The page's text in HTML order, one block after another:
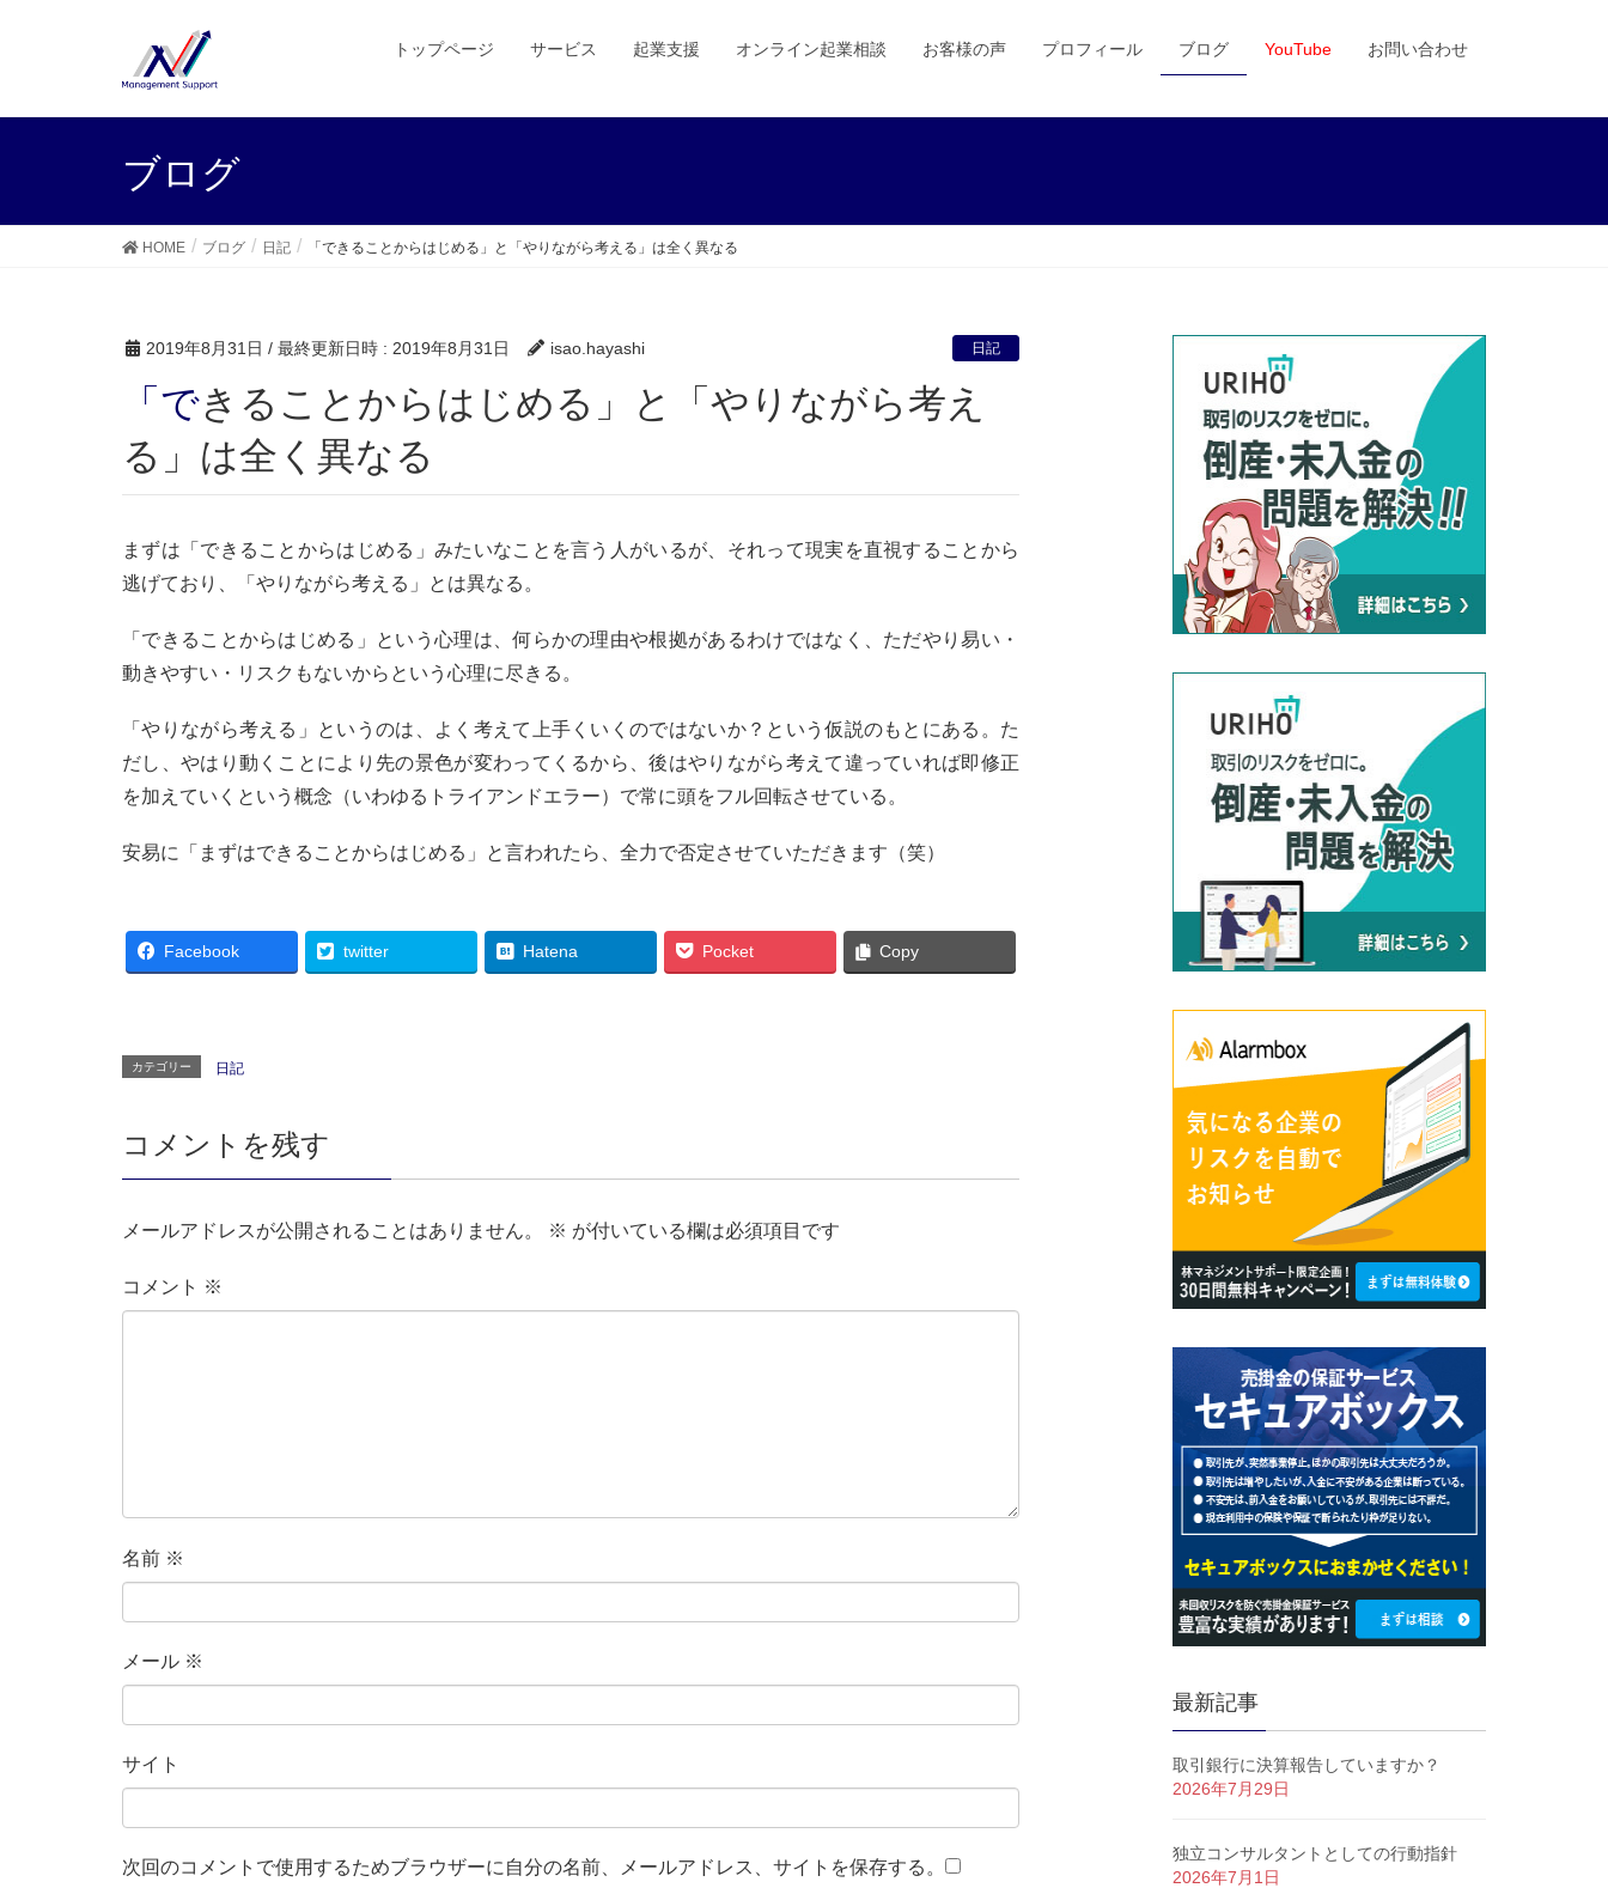
トップページ サービス 起業支援 オンライン起業相談 お客様の声 プロフィール ブログ YouTube お問い合わせ
ブログ
HOME ブログ 日記 「できることからはじめる」と「やりながら考える」は全く異なる
2019年8月31日 / 最終更新日時 : 2019年8月31日 isao.hayashi 日記
「できることからはじめる」と「やりながら考え
る」は全く異なる
まずは「できることからはじめる」みたいなことを言う人がいるが、それって現実を直視することから
逃げており、「やりながら考える」とは異なる。
「できることからはじめる」という心理は、何らかの理由や根拠があるわけではなく、ただやり易い・
動きやすい・リスクもないからという心理に尽きる。
「やりながら考える」というのは、よく考えて上手くいくのではないか？という仮説のもとにある。た
だし、やはり動くことにより先の景色が変わってくるから、後はやりながら考えて違っていれば即修正
を加えていくという概念（いわゆるトライアンドエラー）で常に頭をフル回転させている。
安易に「まずはできることからはじめる」と言われたら、全力で否定させていただきます（笑）
Facebook twitter Hatena Pocket Copy
カテゴリー 日記
コメントを残す
メールアドレスが公開されることはありません。 ※ が付いている欄は必須項目です
コメント ※
名前 ※
メール ※
サイト
次回のコメントで使用するためブラウザーに自分の名前、メールアドレス、サイトを保存する。
最新記事
取引銀行に決算報告していますか？
2026年7月29日
独立コンサルタントとしての行動指針
2026年7月1日